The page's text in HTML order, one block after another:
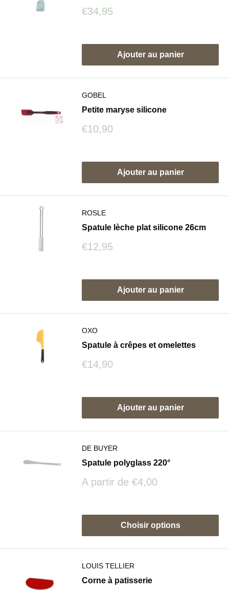
Prix
€34,95
Ajouter au panier
GOBEL
Petite maryse silicone
Prix
€10,90
Ajouter au panier
ROSLE
Spatule lèche plat silicone 26cm
Prix
€12,95
Ajouter au panier
OXO
Spatule à crêpes et omelettes
Prix
€14,90
Ajouter au panier
DE BUYER
Spatule polyglass 220°
Prix
A partir de €4,00
Choisir options
LOUIS TELLIER
Corne à patisserie